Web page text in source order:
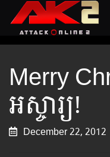
Merry
អស្ចារ្យ!
December 22, 2012